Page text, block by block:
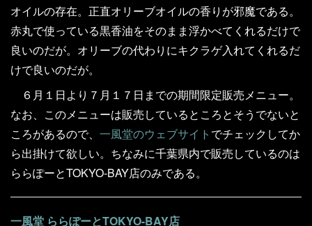
オイルの存在。正直オリーブオイルの香りが邪魔である。
赤丸で使っている黒香油をそのまま浮かべてくれるだけで
良いのだが。オリーブの代わりにキクラゲ入れてくれるだ
けで良いのだが。
６月１日より７月１７日までの期間限定販売メニュー。
なお、このメニューは販売しているところとそうでないと
ころがあるので、 一風堂のウェブサイト でチェックしてか
ら出掛けて欲しい。ちなみに千葉県内で販売しているのは
ららぽーとTOKYO-BAY店のみである。
一風堂 ららぽーとTOKYO-BAY店